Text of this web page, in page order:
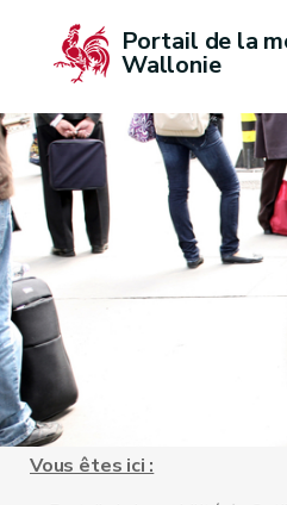
Portail de la
Wallonie
Vous êtes ici :